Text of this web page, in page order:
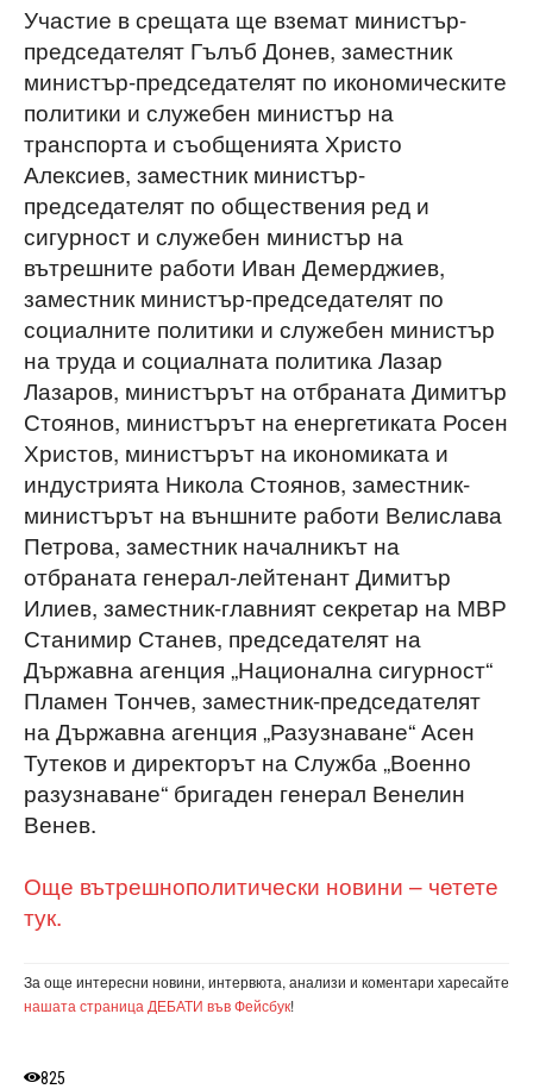
Участие в срещата ще вземат министър-
председателят Гълъб Донев, заместник
министър-председателят по икономическите
политики и служебен министър на
транспорта и съобщенията Христо
Алексиев, заместник министър-
председателят по обществения ред и
сигурност и служебен министър на
вътрешните работи Иван Демерджиев,
заместник министър-председателят по
социалните политики и служебен министър
на труда и социалната политика Лазар
Лазаров, министърът на отбраната Димитър
Стоянов, министърът на енергетиката Росен
Христов, министърът на икономиката и
индустрията Никола Стоянов, заместник-
министърът на външните работи Велислава
Петрова, заместник началникът на
отбраната генерал-лейтенант Димитър
Илиев, заместник-главният секретар на МВР
Станимир Станев, председателят на
Държавна агенция „Национална сигурност“
Пламен Тончев, заместник-председателят
на Държавна агенция „Разузнаване“ Асен
Тутеков и директорът на Служба „Военно
разузнаване“ бригаден генерал Венелин
Венев.
Още вътрешнополитически новини – четете
тук.
За още интересни новини, интервюта, анализи и коментари харесайте
нашата страница ДЕБАТИ във Фейсбук!
825